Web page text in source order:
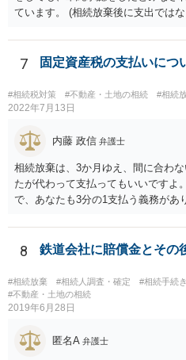
ています。 (相続放棄後に支出では
述の手続ということだと思いますが
いということではなく、身分相応
る程度の金額に留まると考えた方が
に葬儀費用を支出する経済力がなく
ば相続財産から支出しても単純承認
7 固定資産税の支払いにつ
#相続税対策 #不動産・土地の相続 #相続
2022年7月13日
内藤 政信 弁護士
相続放棄は、3か月ゆえ、間に合わ
たが代わって支払ってもいいですよ
で、あなたも3分の1支払う義務があ
払い義務があります。
8 鉄道会社に賠償金とその
#相続放棄 #相続人調査・確定 #相続手続き
#不動産・土地の相続
2019年6月28日
匿名A 弁護士